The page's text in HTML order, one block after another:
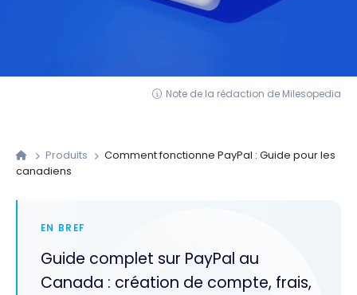
Note de la rédaction de Milesopedia
Produits
Comment fonctionne PayPal : Guide pour les
canadiens
EN BREF
Guide complet sur PayPal au
Canada : création de compte, frais,